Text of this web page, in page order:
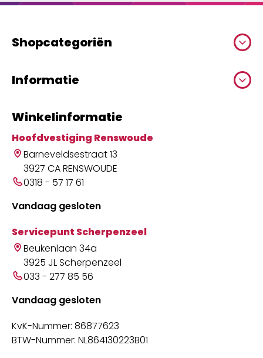
Shopcategoriën
Informatie
Winkelinformatie
Hoofdvestiging Renswoude
Barneveldsestraat 13
3927 CA RENSWOUDE
0318 - 57 17 61
Vandaag gesloten
Servicepunt Scherpenzeel
Beukenlaan 34a
3925 JL Scherpenzeel
033 - 277 85 56
Vandaag gesloten
KvK-Nummer: 86877623
BTW-Nummer: NL864130223B01